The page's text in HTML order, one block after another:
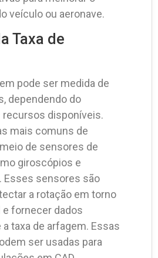
veículo ou aeronave.
Taxa de
pode ser medida de
dependendo do
disponíveis.
mais comuns de
de sensores de
giroscópios e
Esses sensores são
a rotação em torno
e fornecer dados
taxa de arfagem. Essas
ser usadas para